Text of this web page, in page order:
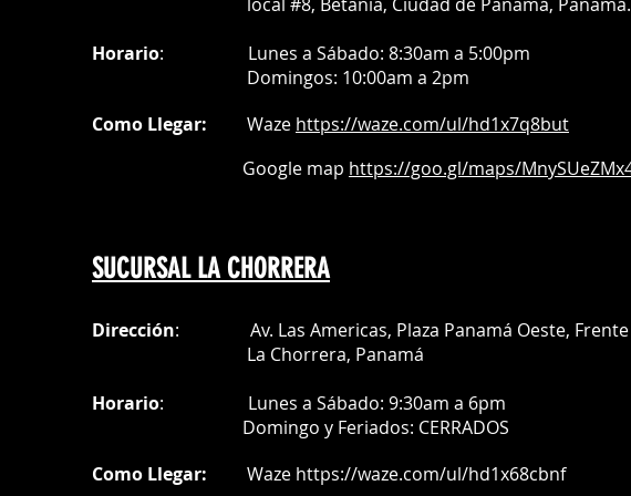
Resiste el centrifugado.
No utilizar agentes químicos agresivos.
*Los colores y texturas demostradas aquí pueden no
Horario: Lunes a Sábado: 8:30am a 5:00pm
Domingos: 10:00am a 2pm
Como Llegar: Waze https://waze.com/ul/hd1x7q8but
Google map https://goo.gl/maps/
SUCURSAL LA CHORRERA
Dirección: Av. Las Americas, Plaza Panamá Oeste, Frente
La Chorrera, Panamá
Horario: Lunes a Sábado: 9:30am a 6pm
Domingo y Feriados: CERRADOS
Como Llegar: Waze https://waze.com/ul/hd1x68cbnf